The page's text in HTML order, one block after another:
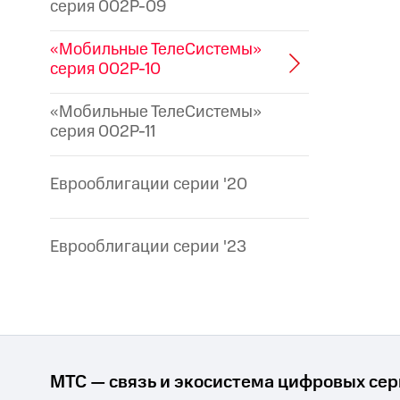
серия 002P-09
«Мобильные ТелеСистемы»
серия 002P-10
«Мобильные ТелеСистемы»
серия 002P-11
Еврооблигации серии '20
Еврооблигации серии '23
МТС — связь и экосистема цифровых